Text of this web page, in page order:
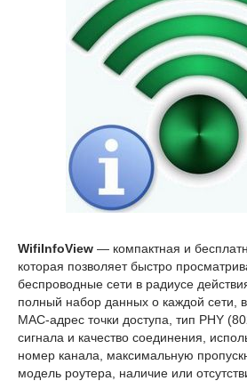
WifiInfoView — компактная и
которая позволяет быстро
беспроводные сети в радиусе
полный набор данных о каждой сети,
MAC-адрес точки доступа, тип PHY
сигнала и качество соединения,
номер канала, максимальную
модель роутера, наличие или